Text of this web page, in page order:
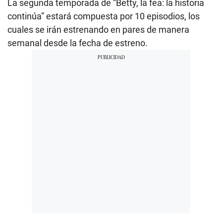
La segunda temporada de “Betty, la fea: la historia
continúa” estará compuesta por 10 episodios, los
cuales se irán estrenando en pares de manera
semanal desde la fecha de estreno.